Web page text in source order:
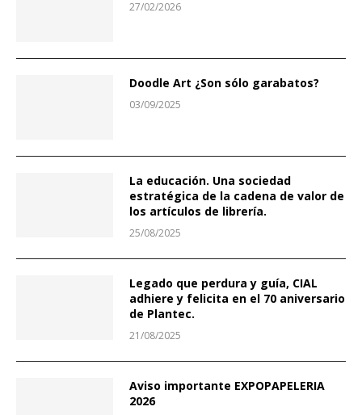
27/02/2026
Doodle Art ¿Son sólo garabatos?
03/09/2025
La educación. Una sociedad
estratégica de la cadena de valor de
los artículos de librería.
25/08/2025
Legado que perdura y guía, CIAL
adhiere y felicita en el 70 aniversario
de Plantec.
21/08/2025
Aviso importante EXPOPAPELERIA
2026